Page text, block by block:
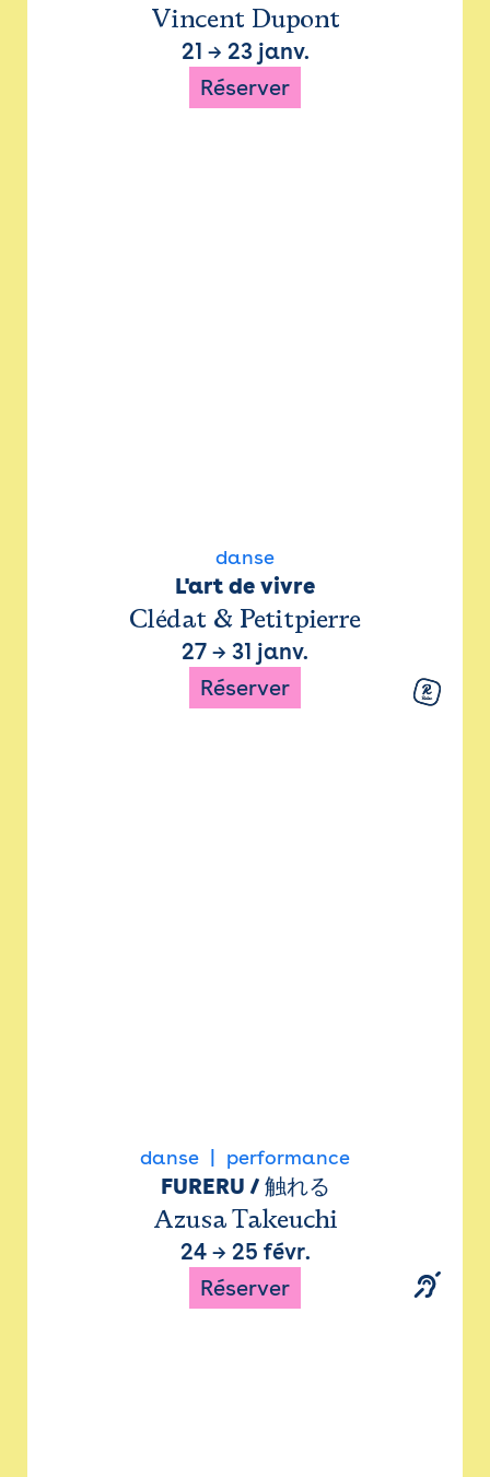
Vincent Dupont
21 → 23 janv.
Réserver
danse
L'art de vivre
Clédat & Petitpierre
27 → 31 janv.
Réserver
danse performance
FURERU / 触れる
Azusa Takeuchi
24→ 25 févr.
Réserver